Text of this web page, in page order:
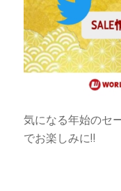
気になる年始のセ
でお楽しみに‼